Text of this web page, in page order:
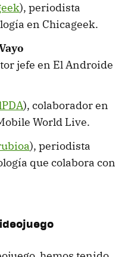
), periodista
en Chicageek.
jefe en El Androide
), colaborador en
World Live.
), periodista
que colabora con